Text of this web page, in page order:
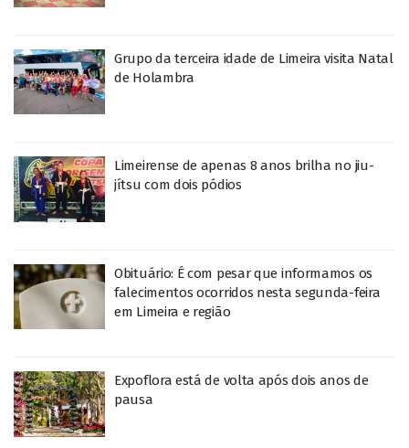
Grupo da terceira idade de Limeira visita Natal
de Holambra
Limeirense de apenas 8 anos brilha no jiu-
jítsu com dois pódios
Obituário: É com pesar que informamos os
falecimentos ocorridos nesta segunda-feira
em Limeira e região
Expoflora está de volta após dois anos de
pausa